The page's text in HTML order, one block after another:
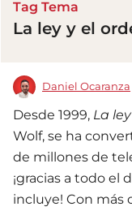
Tag Tema
La ley y el
Daniel Ocaranza
Desde 1999, La
Wolf, se ha
de millones de
¡gracias a todo el
incluye! Con más